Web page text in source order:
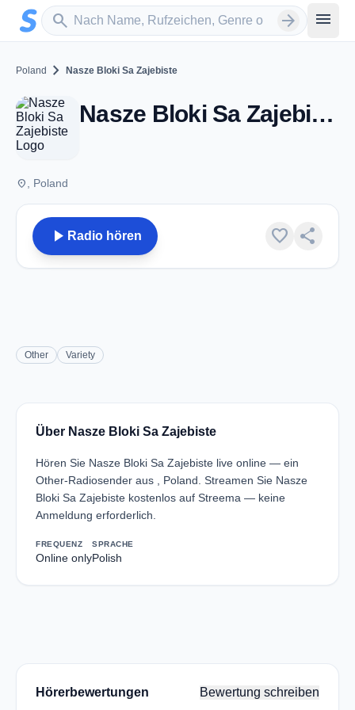
Zum Hauptinhalt springen
search
Sender suchen arrow_forward menu
Poland chevron_right Nasze Bloki Sa Zajebiste
Nasze Bloki Sa Zajebiste
place , Poland
play_arrow Radio hören favorite share
Other Variety
Über Nasze Bloki Sa Zajebiste
Hören Sie Nasze Bloki Sa Zajebiste live online — ein
Other-Radiosender aus , Poland. Streamen Sie Nasze
Bloki Sa Zajebiste kostenlos auf Streema — keine
Anmeldung erforderlich.
FREQUENZ
Online only
SPRACHE
Polish
Hörerbewertungen Bewertung schreiben